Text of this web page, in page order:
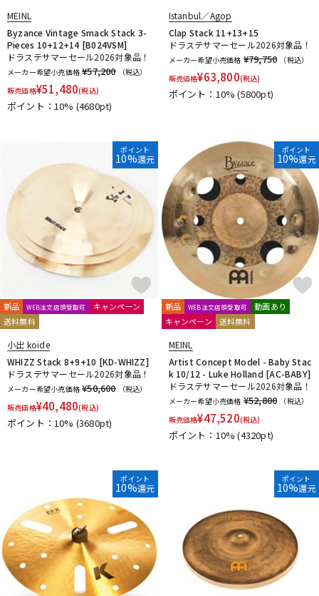
Pro Logix
PROMUCO
Protection Racket
puresound percussion
R-S
Regal Tip REMO Reunion Blues
Revolution Drum
riddim
RimRiser Robokey
ROC-N-SOC
Rogers
ROHEMA
SJC Custom Drums
SKB
SlapKlatz
Slingerland SONOR SPINBAL
SPIZZICHINO
Super Light
T-Z
TACKLE INSTRUMENT
TAMBURO
TARA:NOME products
T-Cymbals TECHRA
The Hand
Tight Screw
TOSCO Trick drums Turkish
UFIP
VATER
VIC FIRTH VK DRUMS VOX
WAMBOOKA
YAMAHA Zildjian
他
キョーリツ リットーミュージック
建光ドラム工房
小出 koide
ぼっち・ざ・ろっく！
Tandem Drums
MEINL
Byzance Vintage Smack Stack 3-
Pieces 10+12+14 [B024VSM]
ドラステサマーセール2026対象品！
メーカー希望小売価格 ¥57,200
（税込）
販売価格¥51,480(税込)
ポイント：10% (4680pt)
Istanbul／Agop
Clap Stack 11+13+15
ドラステサマーセール2026対象品！
メーカー希望小売価格 ¥79,750
（税込）
販売価格¥63,800(税込)
ポイント：10%(5800pt)
ポイント
10%還元
新品 WEB注文店頭受取可
キャンペーン
送料無料
小出 koide
WHIZZ Stack 8+9+10 [KD-WHIZZ]
ドラステサマーセール2026対象品！
メーカー希望小売価格 ¥50,600
（税込）
販売価格¥40,480(税込)
ポイント：10% (3680pt)
ポイント
10%還元
新品 WEB注文店頭受取可
動画あり
キャンペーン
送料無料
MEINL
Artist Concept Model - Baby Stac
k 10/12 - Luke Holland [AC-BABY]
ドラステサマーセール2026対象品！
メーカー希望小売価格 ¥52,800
（税込）
販売価格¥47,520(税込)
ポイント：10%(4320pt)
ポイント
10%還元
ポイント
10%還元